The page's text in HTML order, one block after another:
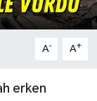
A- A+
erken